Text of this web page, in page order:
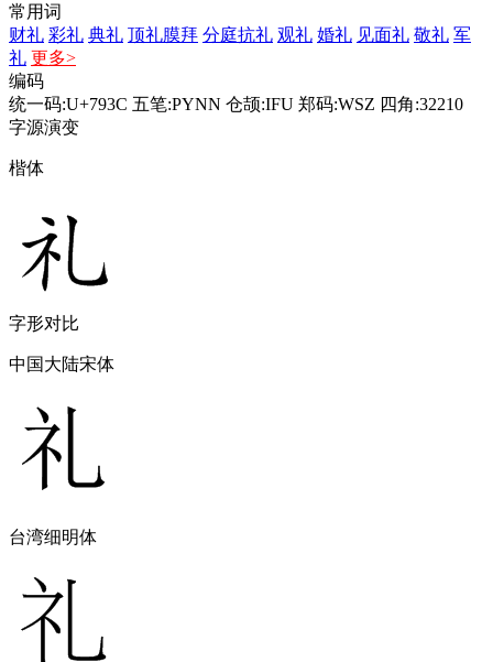
常用词
财礼 彩礼 典礼 顶礼膜拜 分庭抗礼 观礼 婚礼 见面礼 敬礼 军
礼 更多>
编码
统一码:U+793C 五笔:PYNN 仓颉:IFU 郑码:WSZ 四角:32210
字源演变
楷体
字形对比
中国大陆宋体
台湾细明体